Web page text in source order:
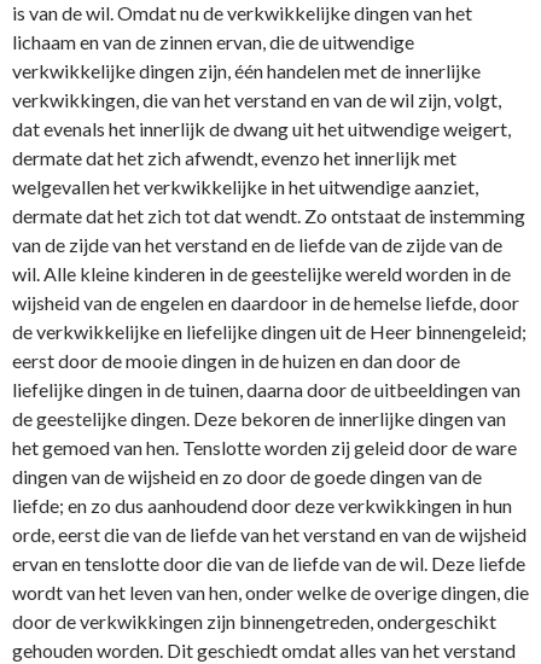
is van de wil. Omdat nu de verkwikkelijke dingen van het
lichaam en van de zinnen ervan, die de uitwendige
verkwikkelijke dingen zijn, één handelen met de innerlijke
verkwikkingen, die van het verstand en van de wil zijn, volgt,
dat evenals het innerlijk de dwang uit het uitwendige weigert,
dermate dat het zich afwendt, evenzo het innerlijk met
welgevallen het verkwikkelijke in het uitwendige aanziet,
dermate dat het zich tot dat wendt. Zo ontstaat de instemming
van de zijde van het verstand en de liefde van de zijde van de
wil. Alle kleine kinderen in de geestelijke wereld worden in de
wijsheid van de engelen en daardoor in de hemelse liefde, door
de verkwikkelijke en liefelijke dingen uit de Heer binnengeleid;
eerst door de mooie dingen in de huizen en dan door de
liefelijke dingen in de tuinen, daarna door de uitbeeldingen van
de geestelijke dingen. Deze bekoren de innerlijke dingen van
het gemoed van hen. Tenslotte worden zij geleid door de ware
dingen van de wijsheid en zo door de goede dingen van de
liefde; en zo dus aanhoudend door deze verkwikkingen in hun
orde, eerst die van de liefde van het verstand en van de wijsheid
ervan en tenslotte door die van de liefde van de wil. Deze liefde
wordt van het leven van hen, onder welke de overige dingen, die
door de verkwikkingen zijn binnengetreden, ondergeschikt
gehouden worden. Dit geschiedt omdat alles van het verstand